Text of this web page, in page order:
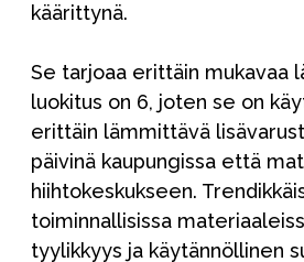
käärittynä.
Se tarjoaa erittäin mukavaa
luokitus on 6, joten se on
erittäin lämmittävä
päivinä kaupungissa että
hiihtokeskukseen.
toiminnallisissa
tyylikkyys ja käytännöllinen